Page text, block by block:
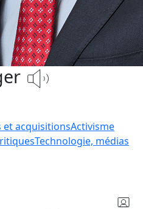
et acquisitionsActivisme
Technologie, médias